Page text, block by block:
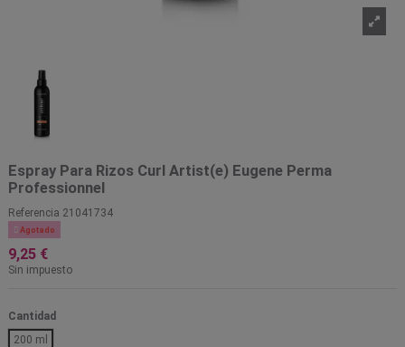
Espray Para Rizos Curl Artist(e) Eugene Perma
Professionnel
Referencia 21041734
 Agotado
9,25 €
Sin impuesto
Cantidad
200 ml